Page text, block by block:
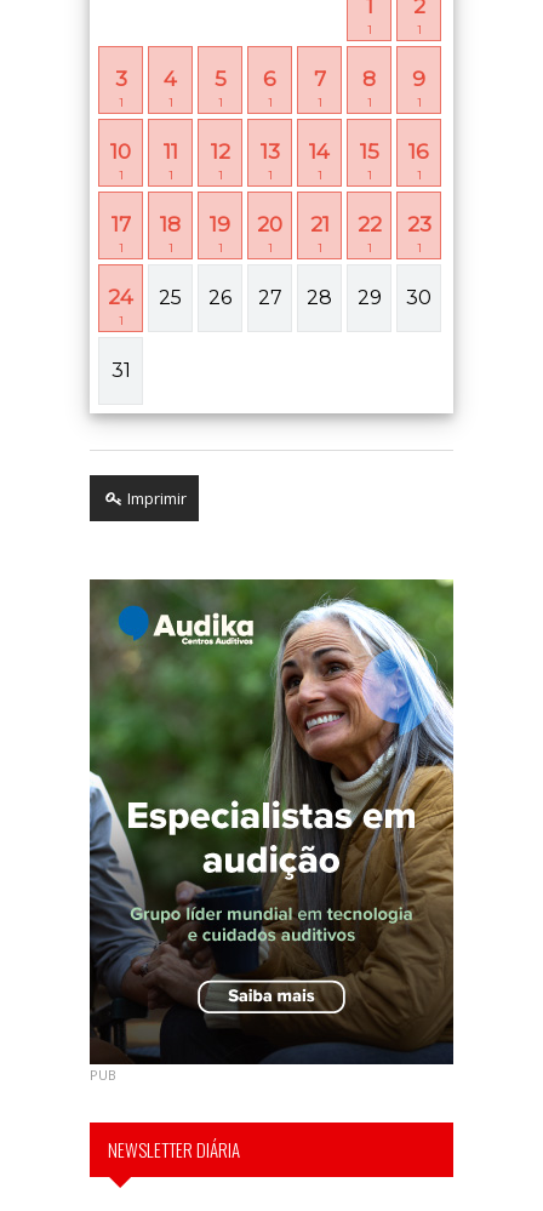
1
1
2
1
3
1
4
1
5
1
6
1
7
1
8
1
9
1
10
1
11
1
12
1
13
1
14
1
15
1
16
1
17
1
18
1
19
1
20
1
21
1
22
1
23
1
24
1
25 26 27 28 29 30
31
Imprimir
PUB
NEWSLETTER DIÁRIA